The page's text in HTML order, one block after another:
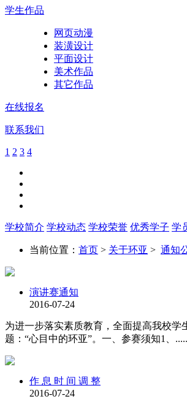
学生作品
网页动漫
装潢设计
平面设计
美术作品
其它作品
在线报名
联系我们
1 2 3 4
学校简介 学校动态 学校荣誉 优秀学子 学
当前位置： 首页 > 关于环亚 > 通知
演讲赛通知
2016-07-24
为进一步落实素质教育，全面提高我校
题：“心目中的环亚”。一、参赛须知1、
作 息 时 间 调 整
2016-07-24